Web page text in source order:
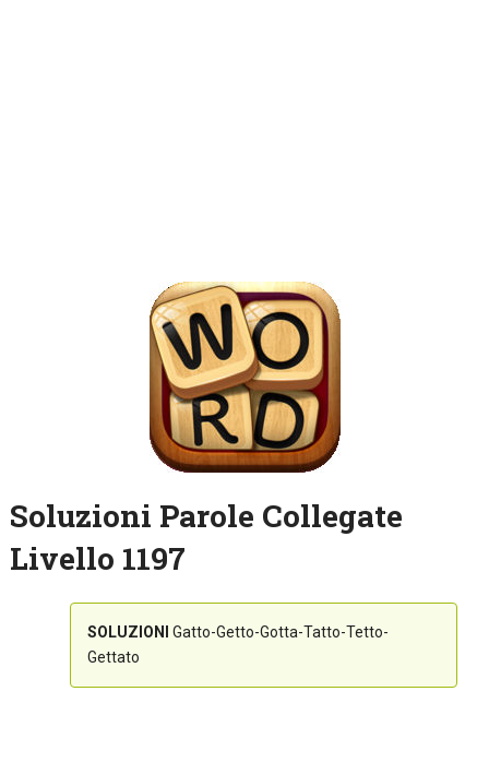
Soluzioni Parole Collegate
Livello 1197
SOLUZIONI
Gatto-Getto-Gotta-Tatto-Tetto-
Gettato